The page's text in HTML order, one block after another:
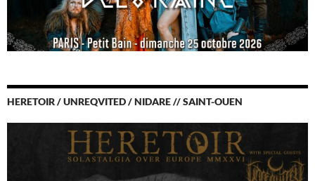
HERETOIR / UNREQVITED / NIDARE // SAINT-OUEN